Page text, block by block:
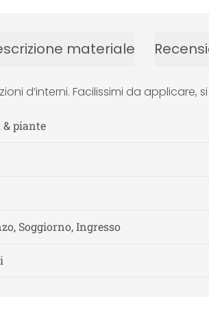
materiale
d’interni. Facilissimi da
piante
Soggiorno, Ingresso